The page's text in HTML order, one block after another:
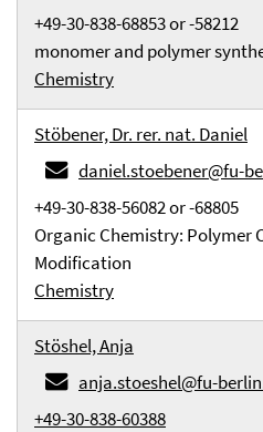
+49-30-838-68853 or -58212
monomer and polymer
Chemistry
Stöbener, Dr. rer. nat. Daniel
daniel.stoebener@fu-
+49-30-838-56082 or -68805
Organic Chemistry: Polymer
Modification
Chemistry
Stöshel, Anja
anja.stoeshel@fu-
+49-30-838-60388